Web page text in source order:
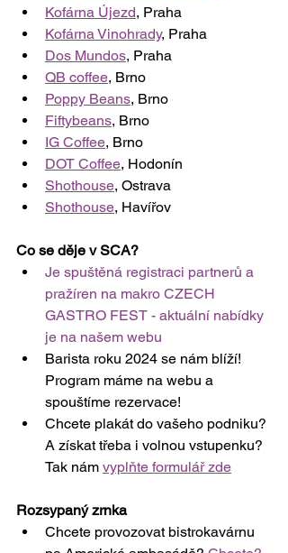
Kofárna Újezd, Praha
Kofárna Vinohrady, Praha
Dos Mundos, Praha
QB coffee, Brno
Poppy Beans, Brno
Fiftybeans, Brno
IG Coffee, Brno
DOT Coffee, Hodonín
Shothouse, Ostrava
Shothouse, Havířov
Co se děje v SCA?
Je spuštěná registraci partnerů a
pražíren na makro CZECH
GASTRO FEST - aktuální nabídky
je na našem webu
Barista roku 2024 se nám blíží!
Program máme na webu a
spouštíme rezervace!
Chcete plakát do vašeho podniku?
A získat třeba i volnou vstupenku?
Tak nám vyplňte formulář zde
Rozsypaný zrnka
Chcete provozovat bistrokavárnu